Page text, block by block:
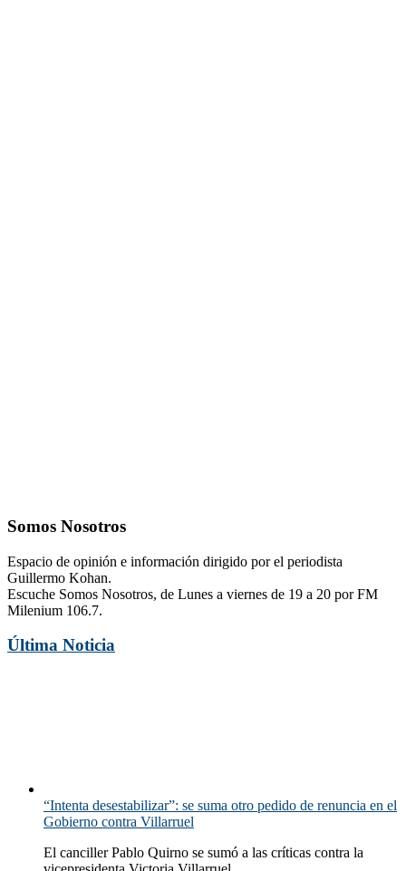
Somos Nosotros
Espacio de opinión e información dirigido por el periodista
Guillermo Kohan.
Escuche Somos Nosotros, de Lunes a viernes de 19 a 20 por FM
Milenium 106.7.
Última Noticia
“Intenta desestabilizar”: se suma otro pedido de renuncia en el
Gobierno contra Villarruel
El canciller Pablo Quirno se sumó a las críticas contra la